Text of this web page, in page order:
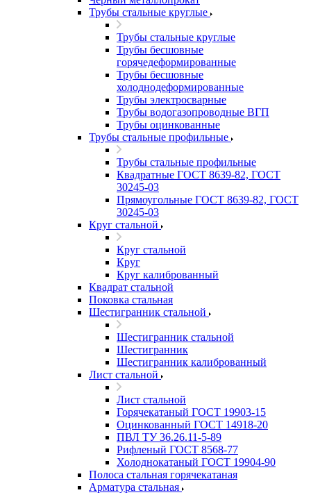
Трубы стальные круглые
Трубы стальные круглые
Трубы бесшовные
горячедеформированные
Трубы бесшовные
холоднодеформированные
Трубы электросварные
Трубы водогазопроводные ВГП
Трубы оцинкованные
Трубы стальные профильные
Трубы стальные профильные
Квадратные ГОСТ 8639-82, ГОСТ
30245-03
Прямоугольные ГОСТ 8639-82, ГОСТ
30245-03
Круг стальной
Круг стальной
Круг
Круг калиброванный
Квадрат стальной
Поковка стальная
Шестигранник стальной
Шестигранник стальной
Шестигранник
Шестигранник калиброванный
Лист стальной
Лист стальной
Горячекатаный ГОСТ 19903-15
Оцинкованный ГОСТ 14918-20
ПВЛ ТУ 36.26.11-5-89
Рифленый ГОСТ 8568-77
Холоднокатаный ГОСТ 19904-90
Полоса стальная горячекатаная
Арматура стальная